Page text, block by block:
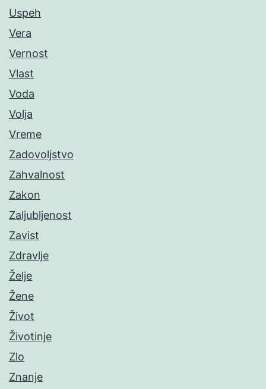
Uspeh
Vera
Vernost
Vlast
Voda
Volja
Vreme
Zadovoljstvo
Zahvalnost
Zakon
Zaljubljenost
Zavist
Zdravlje
Želje
Žene
Život
Životinje
Zlo
Znanje